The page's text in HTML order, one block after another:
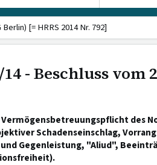
[= HRRS 2014 Nr. 792]
- Beschluss vom
des
Schadenseinschlag,
Gegenleistung, "Aliud",